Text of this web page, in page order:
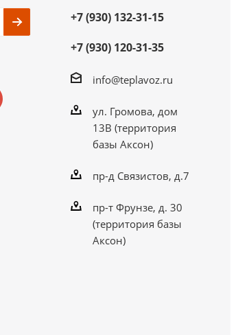
+7 (930) 132-31-15
+7 (930) 120-31-35
info@teplavoz.ru
ул. Громова, дом
13В (территория
базы Аксон)
пр-д Связистов, д.7
пр-т Фрунзе, д. 30
(территория базы
Аксон)